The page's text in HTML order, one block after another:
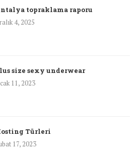
topraklama raporu
4, 2025
size sexy underwear
11, 2023
Türleri
17, 2023